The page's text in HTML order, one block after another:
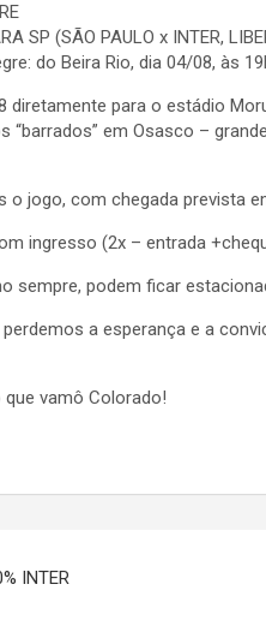
SP (SÃO PAULO x INTER,
do Beira Rio, dia 04/08, às
diretamente para o estádio
“barrados” em Osasco –
o jogo, com chegada prevista
ingresso (2x – entrada
sempre, podem ficar
a esperança e a
vamô Colorado!
INTER